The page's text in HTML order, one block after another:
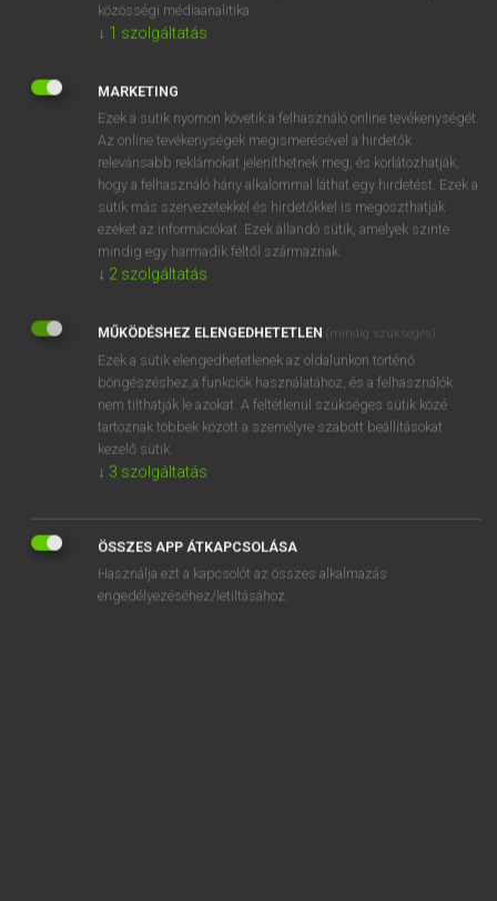
DÍJMENTES ANGOL SZÓTÁR
sophisticated
sophistication
sophomore
sophomoric
SZOTAR.NET APPLIKÁCIÓ
ONLINE NYELVVIZSGA
közösségi médiaanalitika.
↓ 1 szolgáltatás
MARKETING
Ezek a sütik nyomon követik a felhasználó online tevékenységét.
Az online tevékenységek megismerésével a hirdetők
relevánsabb reklámokat jeleníthetnek meg, és korlátozhatják,
hogy a felhasználó hány alkalommal láthat egy hirdetést. Ezek a
sütik más szervezetekkel és hirdetőkkel is megoszthatják
ezeket az információkat. Ezek állandó sütik, amelyek szinte
mindig egy harmadik féltől származnak.
↓ 2 szolgáltatás
MŰKÖDÉSHEZ ELENGEDHETETLEN (mindig szükséges)
Ezek a sütik elengedhetetlenek az oldalunkon történő
böngészéshez,a funkciók használatához, és a felhasználók
nem tilthatják le azokat. A feltétlenül szükséges sütik közé
tartoznak többek között a személyre szabott beállításokat
kezelő sütik.
↓ 3 szolgáltatás
ÖSSZES APP ÁTKAPCSOLÁSA
Használja ezt a kapcsolót az összes alkalmazás
engedélyezéséhez/letiltásához.